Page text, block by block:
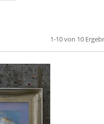
1-10 von 10